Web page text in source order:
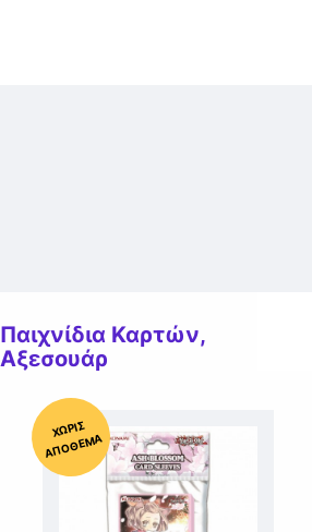
Παιχνίδια Καρτών,
Αξεσουάρ
Χ
ΩΡΊΣ
Α
Π
Ό
ΘΕ
ΜΑ